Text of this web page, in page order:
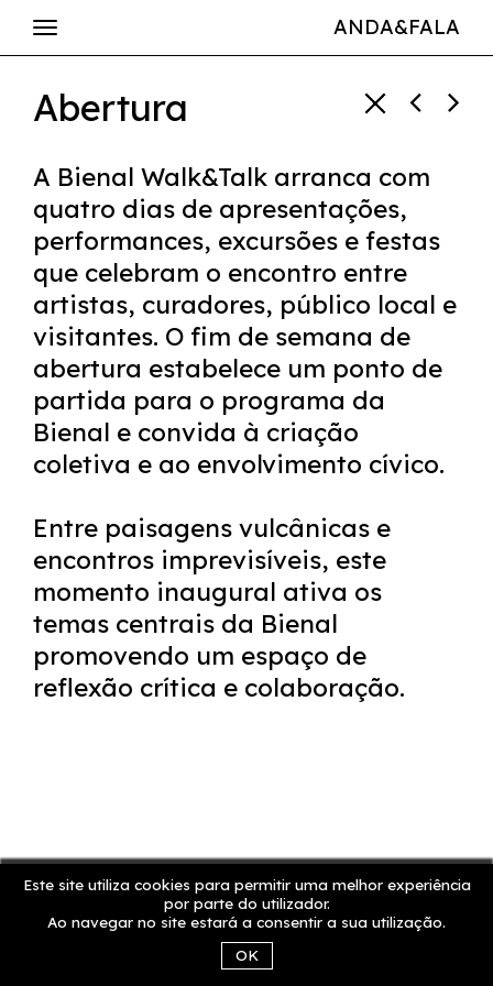
Este site utiliza cookies para permitir uma melhor experiência
por parte do utilizador.
Ao navegar no site estará a consentir a sua utilização.
OK
ANDA&FALA
Abertura
A Bienal Walk&Talk arranca com
quatro dias de apresentações,
performances, excursões e festas
que celebram o encontro entre
artistas, curadores, público local e
visitantes. O fim de semana de
abertura estabelece um ponto de
partida para o programa da
Bienal e convida à criação
coletiva e ao envolvimento cívico.
Entre paisagens vulcânicas e
encontros imprevisíveis, este
momento inaugural ativa os
temas centrais da Bienal
promovendo um espaço de
reflexão crítica e colaboração.